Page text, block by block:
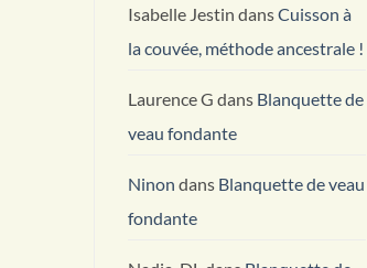
Isabelle Jestin dansCuisson à
la couvée, méthode ancestrale !
Laurence G dans Blanquette de
veau fondante
Ninon dans Blanquette de veau
fondante